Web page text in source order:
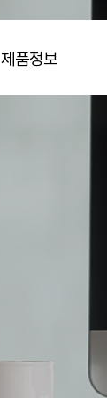
제품정보